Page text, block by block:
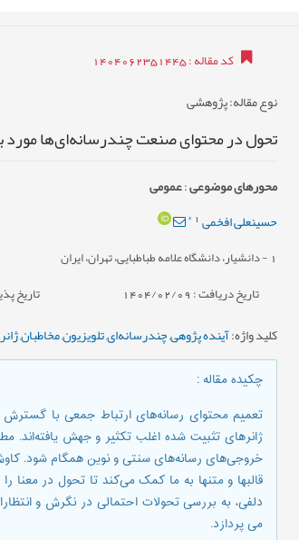
کد مقاله: 1404062351445
نوع مقاله: پژوهشی
تحول در محتوای صنعت چندرسانه‌ای‌ها مورد
محورهای موضوعی:عمومى
حسینعلی افخمی 1
*
1 - دانشیار، دانشگاه علامه طباطبایی، تهران، ایران
تاریخ دریافت : 1404/02/09 تاریخ پذیرش
کلید واژه:آینده پژوهی,چندرسانه‌ای,تلویزیون,مخاطبان,ژانر
چکیده مقاله:
تعمیم محتوای رسانه‌های ارتباط جمعی با
ژانرهای تثبیت شده اغلب تکثیر و جهش یافته‌اند.
خروجی‌های رسانه‌های سنتی و نوین همگام شود. کاوش
قالبها و متنها به ما کمک می‌کند تا تحول در
می ­پردازد.